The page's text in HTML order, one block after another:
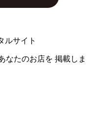
ルサイト
なたのお店を 掲載しま